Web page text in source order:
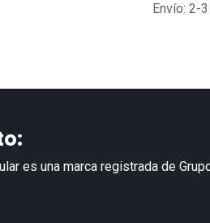
Envío: 2-
es una marca registrada de